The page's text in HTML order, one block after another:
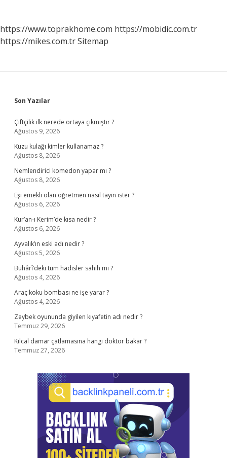
https://www.toprakhome.com https://mobidic.com.tr
https://mikes.com.trSitemap
Sidebar
Son Yazılar
Çiftçilik ilk nerede ortaya çıkmıştır ?
Ağustos 9, 2026
Kuzu kulağı kimler kullanamaz ?
Ağustos 8, 2026
Nemlendirici komedon yapar mı ?
Ağustos 8, 2026
Eşi emekli olan öğretmen nasıl tayin ister ?
Ağustos 6, 2026
Kur’an-ı Kerim’de kısa nedir ?
Ağustos 6, 2026
Ayvalık’ın eski adı nedir ?
Ağustos 5, 2026
Buhârî’deki tüm hadisler sahih mi ?
Ağustos 4, 2026
Araç koku bombası ne işe yarar ?
Ağustos 4, 2026
Zeybek oyununda giyilen kıyafetin adı nedir ?
Temmuz 29, 2026
Kılcal damar çatlamasına hangi doktor bakar ?
Temmuz 27, 2026